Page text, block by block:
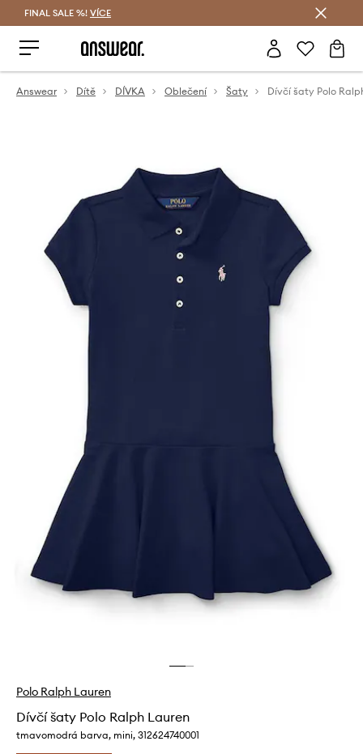
FINAL SALE %! VÍCE
Answear Dítě DÍVKA Oblečení Šaty Dívčí šaty Polo
Polo Ralph Lauren
Dívčí šaty Polo Ralph Lauren
tmavomodrá barva, mini, 312624740001